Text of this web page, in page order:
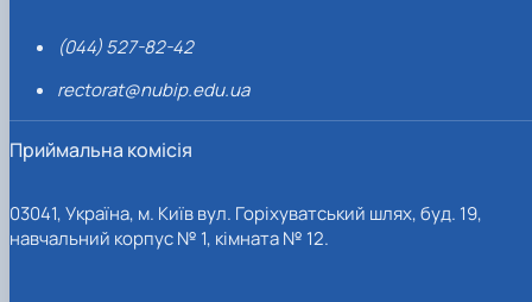
(044) 527-82-42
rectorat@nubip.edu.ua
Приймальна комісія
03041, Україна, м. Київ вул. Горіхуватський шлях, буд. 19,
навчальний корпус № 1, кімната № 12.